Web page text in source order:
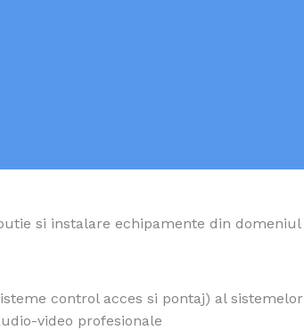
si instalare echipamente din domeniul
control acces si pontaj) al sistemelor
video profesionale